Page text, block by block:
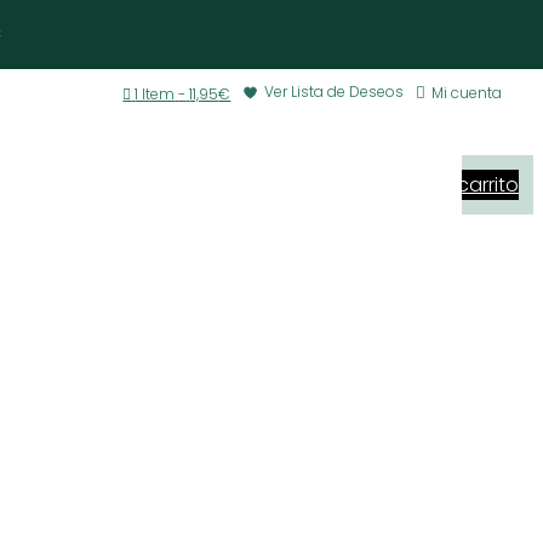
 Mi cuenta
Ver Lista de Deseos
 1 Item - 11,95€
Ver carrito